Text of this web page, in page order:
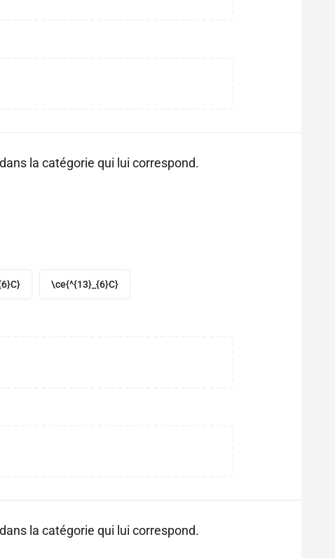
la catégorie qui lui correspond.
\ce{^{13}_{6}C}
la catégorie qui lui correspond.